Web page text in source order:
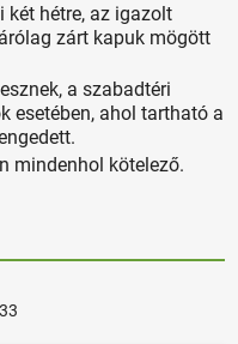
két hétre, az igazolt
zárt kapuk mögött
a szabadtéri
esetében, ahol tartható a
mindenhol kötelező.